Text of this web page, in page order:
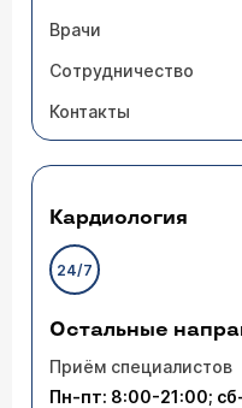
Врачи
Сотрудничество
Контакты
Кардиология
24/7
Остальные
Приём специалистов
Пн-пт: 8:00-21:00;